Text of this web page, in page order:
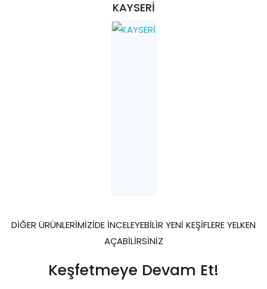
KAYSERİ
DİĞER ÜRÜNLERİMİZİDE İNCELEYEBİLİR YENİ KEŞİFLERE YELKEN
AÇABİLİRSİNİZ
Keşfetmeye Devam Et!